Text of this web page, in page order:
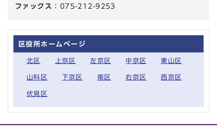
ファックス ：075-212-9253
区役所ホームページ
北区 上京区 左京区 中京区 東山区
山科区 下京区 南区 右京区 西京区
伏見区